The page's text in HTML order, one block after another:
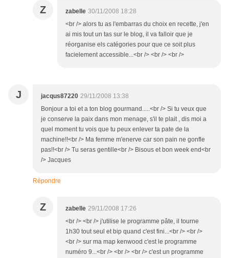
Z zabelle 30/11/2008 18:28
<br /> alors tu as l'embarras du choix en recette, j'en
ai mis tout un tas sur le blog, il va falloir que je
réorganise els catégories pour que ce soit plus
facielement accessible...<br /> <br /> <br />
J jacqus87220 29/11/2008 13:38
Bonjour a toi et a ton blog gourmand.....<br /> Si tu veux que
je conserve la paix dans mon menage, s'il te plait , dis moi a
quel moment tu vois que tu peux enlever ta pate de la
machine!!<br /> Ma femme m'enerve car son pain ne gonfle
pas!!<br /> Tu seras gentille<br /> Bisous et bon week end<br
/> Jacques
Répondre
Z zabelle 29/11/2008 17:26
<br /> <br /> j'utilise le programme pâte, il tourne
1h30 tout seul et bip quand c'est fini...<br /> <br />
<br /> sur ma map kenwood c'est le programme
numéro 9...<br /> <br /> <br /> c'est un programme